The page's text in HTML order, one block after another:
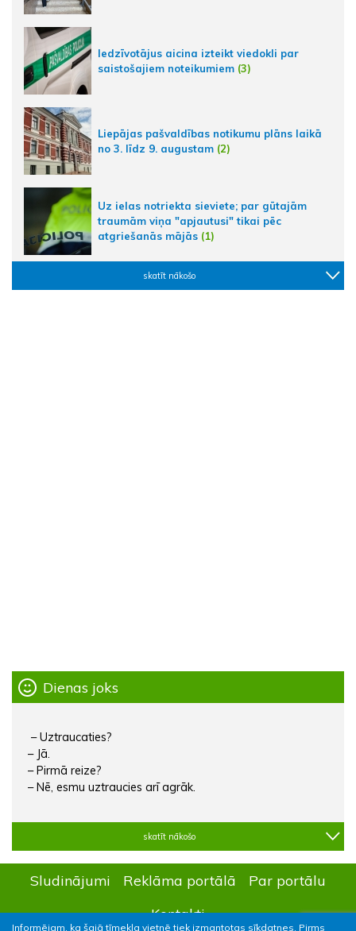
Informējam, ka šajā tīmekļa vietnē tiek izmantotas sīkdatnes. Pirms
Iedzīvotājus aicina izteikt viedokli par
saistošajiem noteikumiem (3)
Liepājas pašvaldības notikumu plāns laikā
no 3. līdz 9. augustam (2)
Uz ielas notriekta sieviete; par gūtajām
traumām viņa "apjautusi" tikai pēc
atgriešanās mājās (1)
skatīt nākošo
Dienas joks
– Uztraucaties?
– Jā.
– Pirmā reize?
– Nē, esmu uztraucies arī agrāk.
skatīt nākošo
Sludinājumi Reklāma portālā
Par portālu
Kontakti